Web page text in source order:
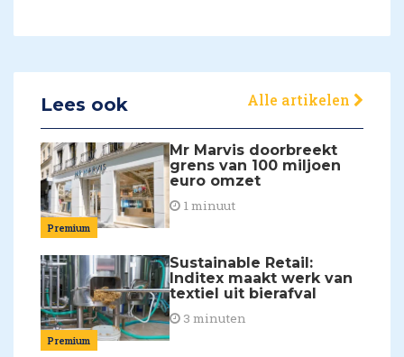
Lees ook Alle artikelen
Premium
Mr Marvis doorbreekt
grens van 100 miljoen
euro omzet
1 minuut
Premium
Sustainable Retail:
Inditex maakt werk van
textiel uit bierafval
3 minuten